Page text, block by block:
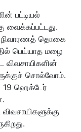
பட்டியல்
வைக்கப்பட்டது.
நிவாரணத் தொகை
பெய்யாத மழை
விவசாயிகளின்
சொல்வோம்.
19 ஹெக்டேர்
விவசாயிகளுக்கு